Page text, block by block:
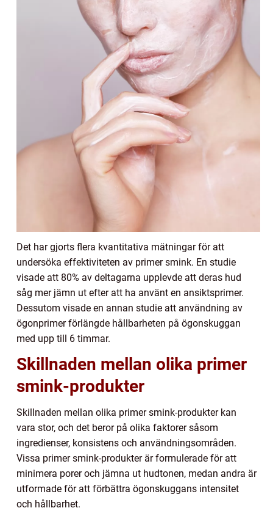
Det har gjorts flera kvantitativa mätningar för att
undersöka effektiviteten av primer smink. En studie
visade att 80% av deltagarna upplevde att deras hud
såg mer jämn ut efter att ha använt en ansiktsprimer.
Dessutom visade en annan studie att användning av
ögonprimer förlängde hållbarheten på ögonskuggan
med upp till 6 timmar.
Skillnaden mellan olika primer
smink-produkter
Skillnaden mellan olika primer smink-produkter kan
vara stor, och det beror på olika faktorer såsom
ingredienser, konsistens och användningsområden.
Vissa primer smink-produkter är formulerade för att
minimera porer och jämna ut hudtonen, medan andra är
utformade för att förbättra ögonskuggans intensitet
och hållbarhet.